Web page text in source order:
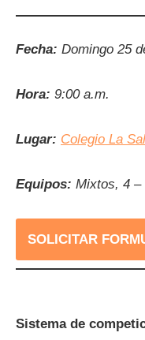
Fecha: Domingo 25
Hora: 9:00 a.m.
Lugar: Colegio La
Equipos: Mixtos, 4 –
SOLICITAR
Sistema de